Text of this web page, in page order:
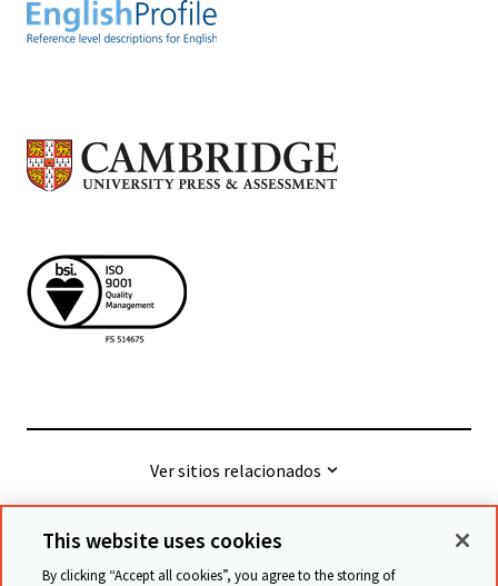
Ver sitios relacionados
© Cambridge University Press & Assessment
This website uses cookies
By clicking “Accept all cookies”, you agree to the storing of